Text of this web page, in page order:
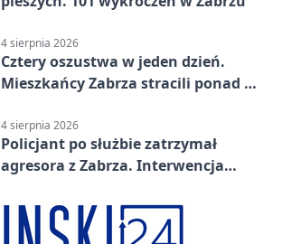
4 sierpnia 2026
Cztery oszustwa w jeden dzień.
Mieszkańcy Zabrza stracili ponad 6
4 sierpnia 2026
Policjant po służbie zatrzymał
agresora z Zabrza. Interwencja